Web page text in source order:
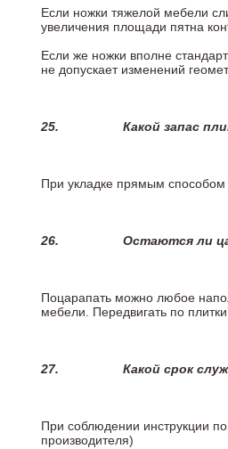
Если ножки тяжелой мебели
увеличения площади пятна
Если же ножки вполне
не допускает изменений
25. Какой запас
При укладке прямым способом
26. Остаются ли
Поцарапать можно любое
мебели. Передвигать по
27. Какой срок
При соблюдении инструкции
производителя)